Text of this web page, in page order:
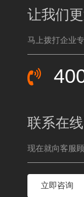
让我们
马上拨打企业
联系在
现在就向客服
立即咨询